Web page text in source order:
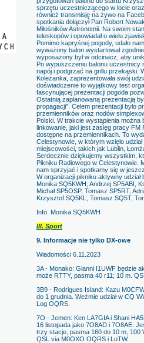
sprzętu uczestniczącego w locie
również transmisję na żywo na
spotkania dołączył Pan Robert
Miłośników Astronomii. Na swoim
teleskopów i opowiadał o wielu
Pomimo kapryśnej pogody, udało
wyważony balon wystartował
wyposażony był w odcinacz, aby
Po wypuszczeniu balonu uczestnicy
napój i podgrzać na grillu przekąski.
Koleżanka, zaprezentowała swój
doświadczenie to wyjątkowy test
fascynującej prezentacji pogoda
Ostatnią zaplanowaną prezentacją
propagacji". Celem prezentacji było
przemienników oraz nodów
Polski. W trakcie wystąpienia można
linkowanie, jaki jest zasięg pracy FM
dostępne na przemiennikach. To
Celestynowie, w którym wzięło
miejscowości, takich jak Lublin,
Serdecznie dziękujemy wszystkim,
Pikniku Radiowego w Celestynowie.
nam sprzyjać i spotkamy się w
W organizacji pikniku aktywny
Monika SQ5KWH, Andrzej SP5ABI,
Michał SP5OSP, Tomasz SP5RT,
Krzysztof SQ5KL, Tomasz SQ5T,
Info. Monika SQ5KWH
III. Sport
9. Informacje nie tylko DX-owe
Wiadomości 6.11.2023
3A - Monako: Gianni I1UWF będzie
może RTTY, pasma 40 r11; 10 m.
3B9 - Rodrigues Island: Kazu
do 1 grudnia. Weźmie udział w CQ
Log OQRS.
7O - Jemen: Ken LA7GIA i Shani
16 listopada jako 7O8AD i 7O8AE.
trzy stacje, pasma 160 do 10 m, 100
QSL via M0OXO OQRS i LoTW.